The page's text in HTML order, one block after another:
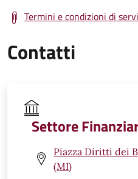
Termini e condizioni di
Contatti
Settore
Piazza Diritti dei
(MI)